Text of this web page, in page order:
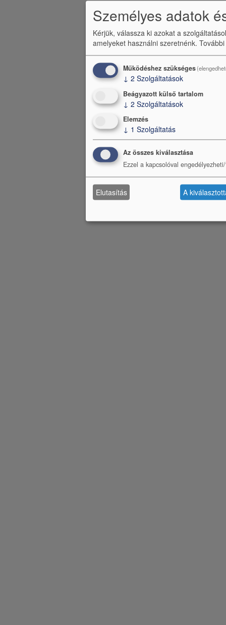
Személyes adatok
Kérjük, válassza ki azokat a
amelyeket használni szeretnénk.
Működéshez szükséges
↓ 2 Szolgáltatások
Beágyazott külső tartalom
↓ 2 Szolgáltatások
Elemzés
↓ 1 Szolgáltatás
Az összes kiválasztása
Ezzel a kapcsolóval
Elutasítás A